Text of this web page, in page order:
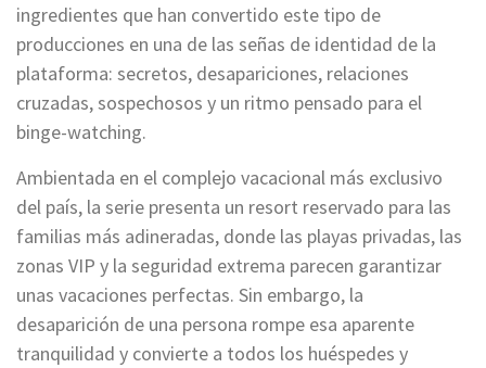
ingredientes que han convertido este tipo de
producciones en una de las señas de identidad de la
plataforma: secretos, desapariciones, relaciones
cruzadas, sospechosos y un ritmo pensado para el
binge-watching.
Ambientada en el complejo vacacional más exclusivo
del país, la serie presenta un resort reservado para las
familias más adineradas, donde las playas privadas, las
zonas VIP y la seguridad extrema parecen garantizar
unas vacaciones perfectas. Sin embargo, la
desaparición de una persona rompe esa aparente
tranquilidad y convierte a todos los huéspedes y